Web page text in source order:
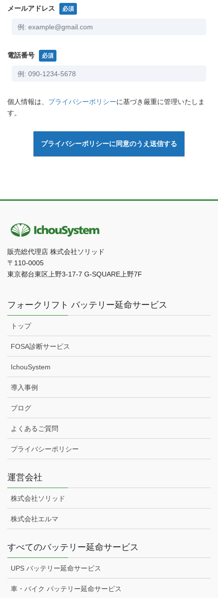
メールアドレス 必須
電話番号 必須
個人情報は、 プライバシーポリシーに基づき厳重に管理いたしま
す。
販売総代理店 株式会社ソリッド
〒110-0005
東京都台東区上野3-17-7 G-SQUARE上野7F
フォークリフト バッテリー延命サービス
トップ
FOSA診断サービス
IchouSystem
導入事例
ブログ
よくあるご質問
プライバシーポリシー
運営会社
株式会社ソリッド
株式会社エルマ
すべてのバッテリー延命サービス
UPS バッテリー延命サービス
車・バイク バッテリー延命サービス